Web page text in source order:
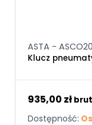
ASTA -
Klucz
935,00 zł
Dostępność: